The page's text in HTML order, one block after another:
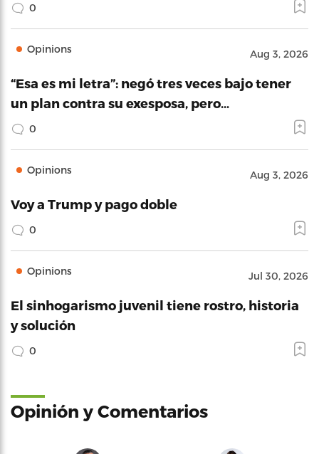
0
Opinions Aug 3, 2026
“Esa es mi letra”: negó tres veces bajo tener
un plan contra su exesposa, pero…
0
Opinions Aug 3, 2026
Voy a Trump y pago doble
0
Opinions Jul 30, 2026
El sinhogarismo juvenil tiene rostro, historia
y solución
0
Opinión y Comentarios